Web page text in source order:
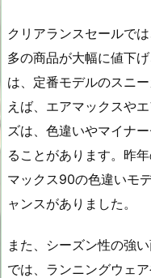
クリアランスセールで
多の商品が大幅に値下
は、定番モデルのスニ
えば、エアマックスや
ズは、色違いやマイナ
ることがあります。昨
マックス90の色違いモ
ャンスがありました。
また、シーズン性の強
では、ランニングウェ